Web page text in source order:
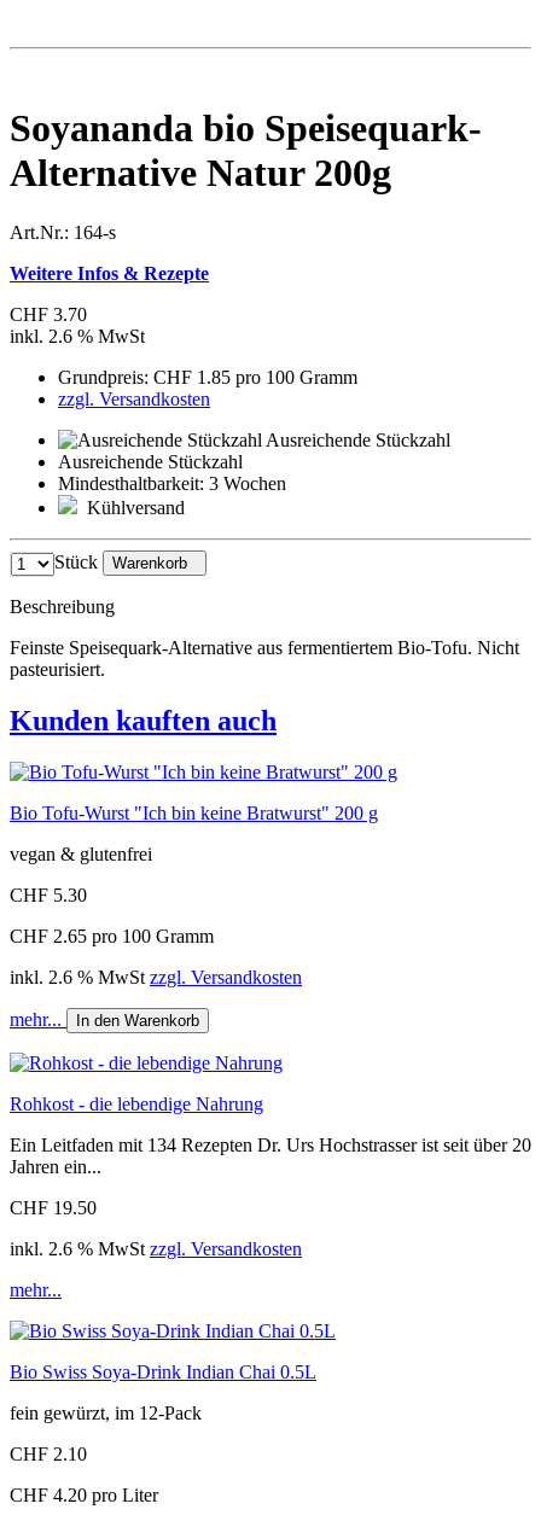
Soyananda bio Speisequark-
Alternative Natur 200g
Art.Nr.: 164-s
Weitere Infos & Rezepte
CHF 3.70
inkl. 2.6 % MwSt
Grundpreis: CHF 1.85 pro 100 Gramm
zzgl. Versandkosten
Ausreichende Stückzahl
Ausreichende Stückzahl
Mindesthaltbarkeit: 3 Wochen
Kühlversand
Stück Warenkorb
Beschreibung
Feinste Speisequark-Alternative aus fermentiertem Bio-Tofu. Nicht
pasteurisiert.
Kunden kauften auch
Bio Tofu-Wurst "Ich bin keine Bratwurst" 200 g
vegan & glutenfrei
CHF 5.30
CHF 2.65 pro 100 Gramm
inkl. 2.6 % MwSt zzgl. Versandkosten
mehr... In den Warenkorb
Rohkost - die lebendige Nahrung
Ein Leitfaden mit 134 Rezepten Dr. Urs Hochstrasser ist seit über 20
Jahren ein...
CHF 19.50
inkl. 2.6 % MwSt zzgl. Versandkosten
mehr...
Bio Swiss Soya-Drink Indian Chai 0.5L
fein gewürzt, im 12-Pack
CHF 2.10
CHF 4.20 pro Liter